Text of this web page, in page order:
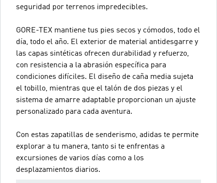
seguridad por terrenos impredecibles.
GORE-TEX mantiene tus pies secos y cómodos, todo el
día, todo el año. El exterior de material antidesgarre y
las capas sintéticas ofrecen durabilidad y refuerzo,
con resistencia a la abrasión específica para
condiciones difíciles. El diseño de caña media sujeta
el tobillo, mientras que el talón de dos piezas y el
sistema de amarre adaptable proporcionan un ajuste
personalizado para cada aventura.
Con estas zapatillas de senderismo, adidas te permite
explorar a tu manera, tanto si te enfrentas a
excursiones de varios días como a los
desplazamientos diarios.